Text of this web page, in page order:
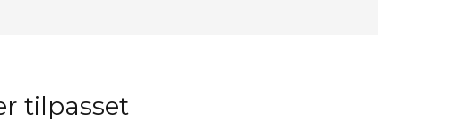
tilpasset